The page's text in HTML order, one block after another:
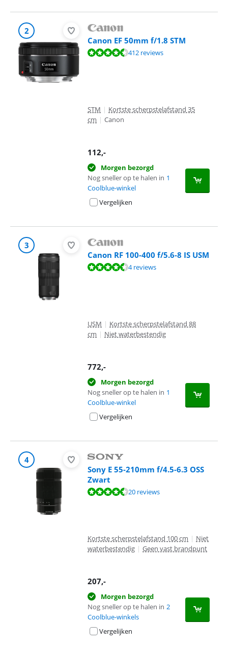
2
Canon EF 50mm f/1.8 STM
Beoordeling is 9,2 van de 10, gebaseerd op 412 reviews.
412 reviews
STM | Kortste scherpstelafstand 35
cm | Canon
112,-
Morgen bezorgd
Nog sneller op te halen in 1
Coolblue-winkel
Vergelijken
3
Canon RF 100-400 f/5.6-8 IS USM
Beoordeling is 9,2 van de 10, gebaseerd op 4 reviews.
4 reviews
USM | Kortste scherpstelafstand 88
cm | Niet waterbestendig
772,-
Morgen bezorgd
Nog sneller op te halen in 1
Coolblue-winkel
Vergelijken
4
Sony E 55-210mm f/4.5-6.3 OSS
Zwart
Beoordeling is 8,6 van de 10, gebaseerd op 20 reviews.
20 reviews
Kortste scherpstelafstand 100 cm | Niet
waterbestendig | Geen vast brandpunt
207,-
Morgen bezorgd
Nog sneller op te halen in 2
Coolblue-winkels
Vergelijken